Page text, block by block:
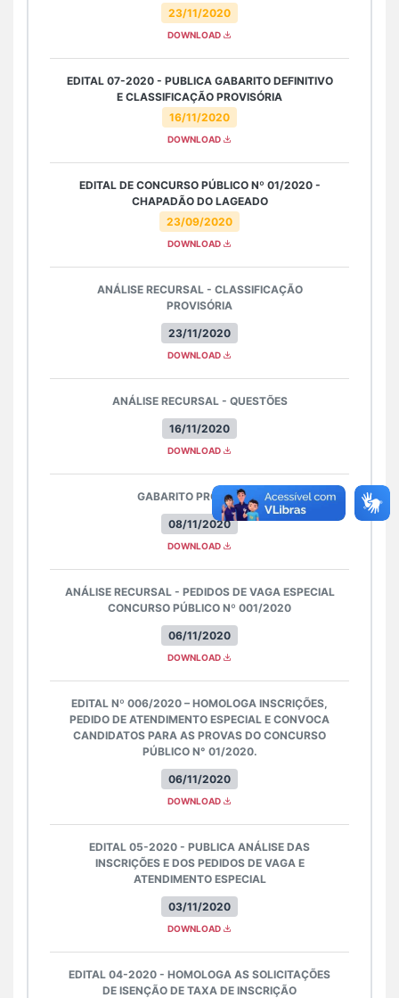
23/11/2020
DOWNLOAD
16/11/2020
EDITAL 07-2020 - PUBLICA GABARITO DEFINITIVO
E CLASSIFICAÇÃO PROVISÓRIA
DOWNLOAD
23/09/2020
EDITAL DE CONCURSO PÚBLICO Nº 01/2020 -
CHAPADÃO DO LAGEADO
DOWNLOAD
23/11/2020
ANÁLISE RECURSAL - CLASSIFICAÇÃO
PROVISÓRIA
DOWNLOAD
16/11/2020
ANÁLISE RECURSAL - QUESTÕES
DOWNLOAD
08/11/2020
GABARITO PROVISÓRIO
DOWNLOAD
06/11/2020
ANÁLISE RECURSAL - PEDIDOS DE VAGA ESPECIAL
CONCURSO PÚBLICO Nº 001/2020
DOWNLOAD
06/11/2020
EDITAL Nº 006/2020 – HOMOLOGA INSCRIÇÕES,
PEDIDO DE ATENDIMENTO ESPECIAL E CONVOCA
CANDIDATOS PARA AS PROVAS DO CONCURSO
PÚBLICO N° 01/2020.
DOWNLOAD
03/11/2020
EDITAL 05-2020 - PUBLICA ANÁLISE DAS
INSCRIÇÕES E DOS PEDIDOS DE VAGA E
ATENDIMENTO ESPECIAL
DOWNLOAD
EDITAL 04-2020 - HOMOLOGA AS SOLICITAÇÕES
DE ISENÇÃO DE TAXA DE INSCRIÇÃO